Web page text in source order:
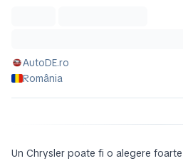
AutoDE.ro
România
Un Chrysler poate fi o alegere